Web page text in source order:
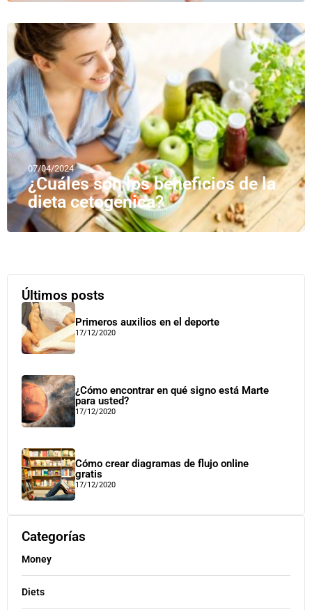
07/04/2024
¿Cuáles son los beneficios de la
dieta cetogénica?
Últimos posts
Primeros auxilios en el deporte
17/12/2020
¿Cómo encontrar en qué signo está Marte
para usted?
17/12/2020
Cómo crear diagramas de flujo online
gratis
17/12/2020
Categorías
Money
Diets